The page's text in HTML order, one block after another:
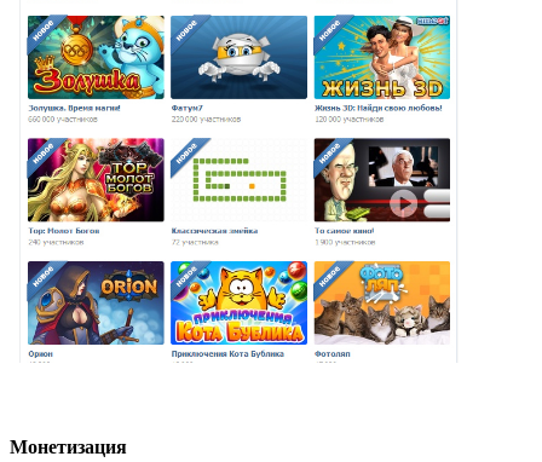
Монетизация